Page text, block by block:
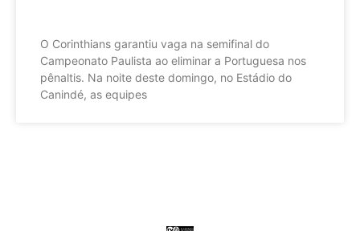
O Corinthians garantiu vaga na semifinal do
Campeonato Paulista ao eliminar a Portuguesa nos
pênaltis. Na noite deste domingo, no Estádio do
Canindé, as equipes